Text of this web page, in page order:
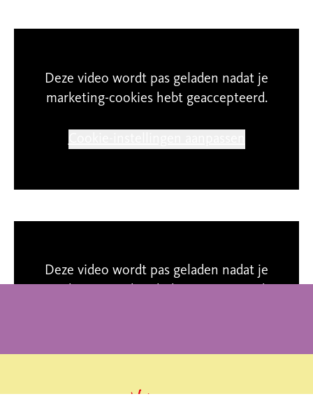
Deze video wordt pas geladen nadat je
marketing-cookies hebt geaccepteerd.
Deze video wordt pas geladen nadat je